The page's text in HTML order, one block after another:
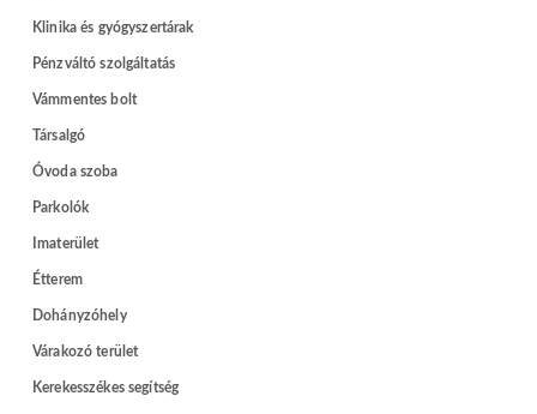
Klinika és gyógyszertárak
Pénzváltó szolgáltatás
Vámmentes bolt
Társalgó
Óvoda szoba
Parkolók
Imaterület
Étterem
Dohányzóhely
Várakozó terület
Kerekesszékes segítség